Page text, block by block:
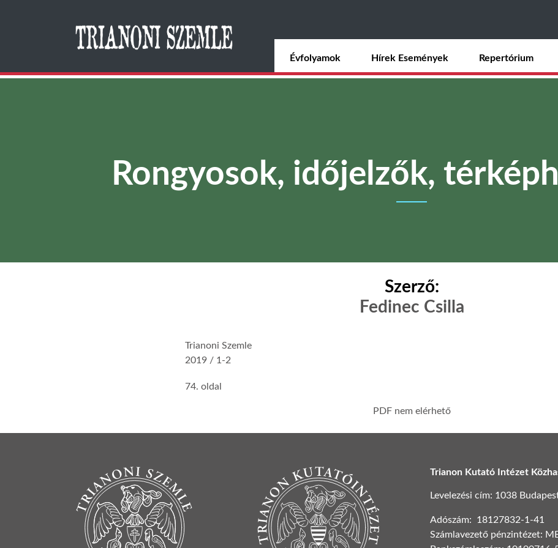
tartalomra
Évfolyamok Hírek Események Repertórium
Rongyosok, időjelzők,
Szerző:
Fedinec Csilla
Trianoni Szemle
2019 / 1-2
74. oldal
PDF nem elérhető
Trianon Kutató Intézet
Levelezési cím: 1038
Adószám: 18127832-1-41
Számlavezető pénzintézet: